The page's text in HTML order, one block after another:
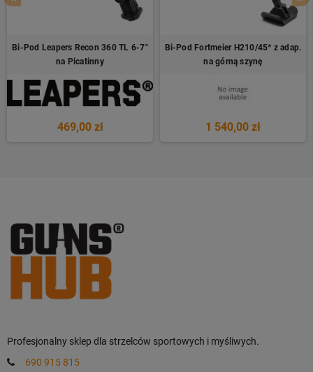
Bi-Pod Leapers Recon 360 TL 6-7"
na Picatinny
469,00 zł
Bi-Pod Fortmeier H210/45* z adap.
na górną szynę
1 540,00 zł
Profesjonalny sklep dla strzelców sportowych i myśliwych.
690 915 815